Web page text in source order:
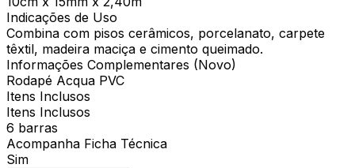
Indicações de Uso
Combina com pisos cerâmicos, porcelanato, carpete
têxtil, madeira maciça e cimento queimado.
Informações Complementares (Novo)
Rodapé Acqua PVC
Itens Inclusos
Itens Inclusos
6 barras
Acompanha Ficha Técnica
Sim